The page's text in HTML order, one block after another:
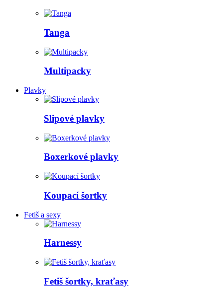
Tanga
Multipacky
Plavky
Slipové plavky
Boxerkové plavky
Koupací šortky
Fetiš a sexy
Harnessy
Fetiš šortky, kraťasy